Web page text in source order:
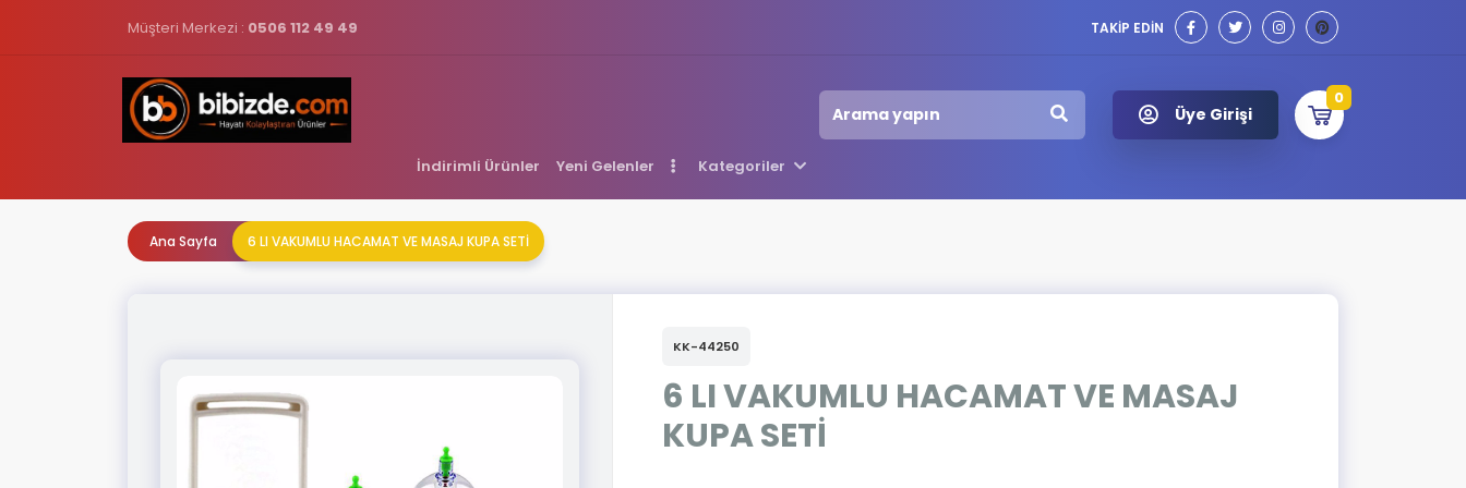
Müşteri Merkezi : 0506 112 49 49 TAKİP EDİN
0
Üye Girişi
İndirimli Ürünler Yeni Gelenler Kategoriler
Ana Sayfa 6 LI VAKUMLU HACAMAT VE MASAJ KUPA SETİ
KK-44250
6 LI VAKUMLU HACAMAT VE MASAJ
KUPA SETİ